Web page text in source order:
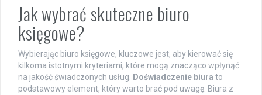
Jak wybrać skuteczne biuro
księgowe?
Wybierając biuro księgowe, kluczowe jest, aby kierować się
kilkoma istotnymi kryteriami, które mogą znacząco wpłynąć
na jakość świadczonych usług. Doświadczenie biura to
podstawowy element, który warto brać pod uwagę. Biura z